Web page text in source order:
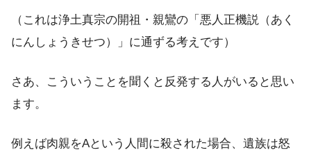
（これは浄土真宗の開祖・親鸞の「悪人正機説（あく
にんしょうきせつ）」に通ずる考えです）
さあ、こういうことを聞くと反発する人がいると思い
ます。
例えば肉親をAという人間に殺された場合、遺族は怒